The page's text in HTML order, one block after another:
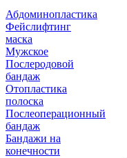
Абдоминопластика
Фейслифтинг
маска
Мужское
Послеродовой
бандаж
Отопластика
полоска
Послеоперационный
бандаж
Бандажи на
конечности